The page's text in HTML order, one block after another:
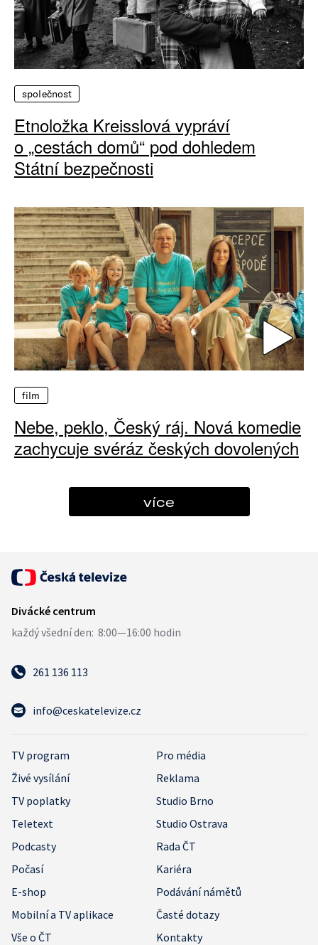
společnost
Etnoložka Kreisslová vypráví
o „cestách domů“ pod dohledem
Státní bezpečnosti
film
Nebe, peklo, Český ráj. Nová komedie
zachycuje svéráz českých dovolených
více
261 136 113
info@ceskatelevize.cz
TV program
Pro média
Živé vysílání
Reklama
TV poplatky
Studio Brno
Teletext
Studio Ostrava
Podcasty
Rada ČT
Počasí
Kariéra
E-shop
Podávání námětů
Mobilní a TV aplikace
Časté dotazy
Vše o ČT
Kontakty